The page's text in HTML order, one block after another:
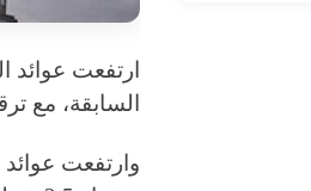
ارتفعت عوائد
السابقة، مع